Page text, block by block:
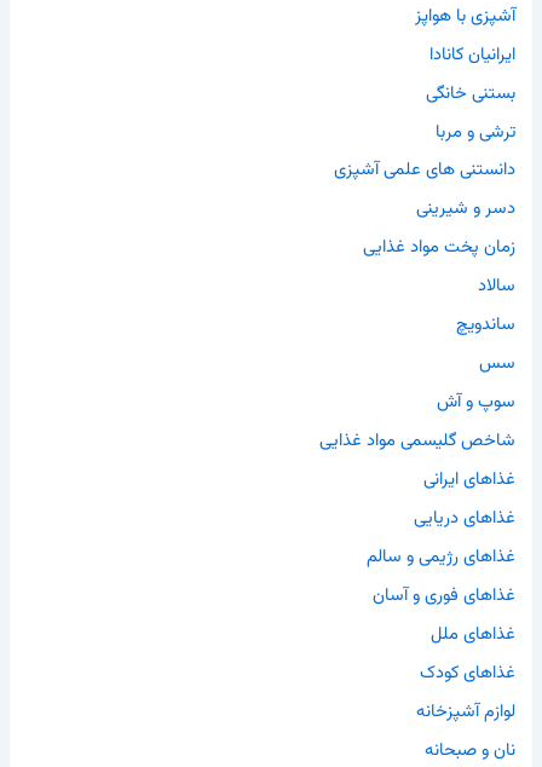
آشپزی با هواپز
ایرانیان کانادا
بستنی خانگی
ترشی و مربا
دانستنی های علمی آشپزی
دسر و شیرینی
زمان پخت مواد غذایی
سالاد
ساندویچ
سس
سوپ و آش
شاخص گلیسمی مواد غذایی
غذاهای ایرانی
غذاهای دریایی
غذاهای رژیمی و سالم
غذاهای فوری و آسان
غذاهای ملل
غذاهای کودک
لوازم آشپزخانه
نان و صبحانه